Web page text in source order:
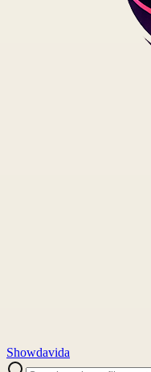
Showdavida